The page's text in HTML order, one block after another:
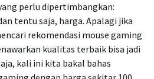
perlu dipertimbangkan:
tentu saja, harga. Apalagi jika
rekomendasi mouse gaming
kualitas terbaik bisa jadi
kali ini kita bakal bahas